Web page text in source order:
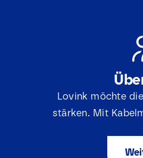
Lovink möchte
stärken. Mit